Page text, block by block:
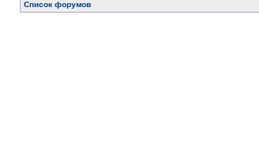
Список форумов